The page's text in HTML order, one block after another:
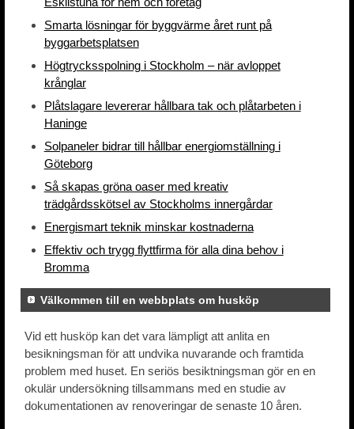
Smarta lösningar för byggvärme året runt på
byggarbetsplatsen
Högtrycksspolning i Stockholm – när avloppet
krånglar
Plåtslagare levererar hållbara tak och plåtarbeten i
Haninge
Solpaneler bidrar till hållbar energiomställning i
Göteborg
Så skapas gröna oaser med kreativ
trädgårdsskötsel av Stockholms innergårdar
Energismart teknik minskar kostnaderna
Effektiv och trygg flyttfirma för alla dina behov i
Bromma
Välkommen till en webbplats om husköp
Vid ett husköp kan det vara lämpligt att anlita en
besikningsman för att undvika nuvarande och framtida
problem med huset. En seriös besiktningsman gör en en
okulär undersökning tillsammans med en studie av
dokumentationen av renoveringar de senaste 10 åren.